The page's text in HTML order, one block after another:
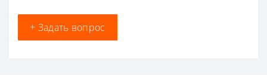
+ Задать вопрос